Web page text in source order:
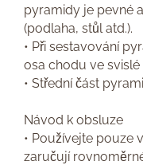
pyramidy je pevné
(podlaha, stůl atd.).
• Při sestavování
osa chodu ve svislé
• Střední část
Návod k obsluze
• Používejte pouze
zaručují